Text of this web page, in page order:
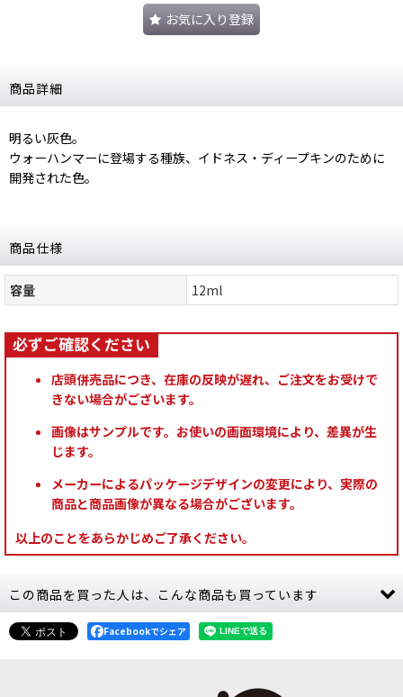
お気に入り登録
商品詳細
明るい灰色。
ウォーハンマーに登場する種族、イドネス・ディープキンのために
開発された色。
商品仕様
容量 12ml
店頭併売品につき、在庫の反映が遅れ、ご注文をお受けで
きない場合がございます。
画像はサンプルです。お使いの画面環境により、差異が生
じます。
メーカーによるパッケージデザインの変更により、実際の
商品と商品画像が異なる場合がございます。
以上のことをあらかじめご了承ください。
この商品を買った人は、こんな商品も買っています
Facebookでシェア